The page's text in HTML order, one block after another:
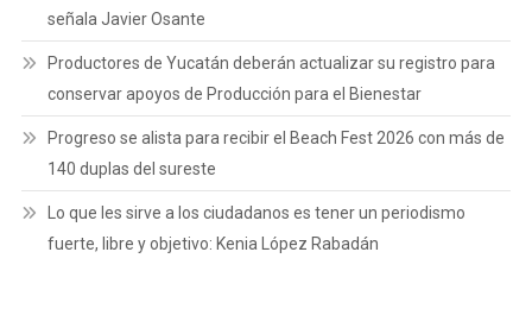
señala Javier Osante
Productores de Yucatán deberán actualizar su registro para
conservar apoyos de Producción para el Bienestar
Progreso se alista para recibir el Beach Fest 2026 con más de
140 duplas del sureste
Lo que les sirve a los ciudadanos es tener un periodismo
fuerte, libre y objetivo: Kenia López Rabadán